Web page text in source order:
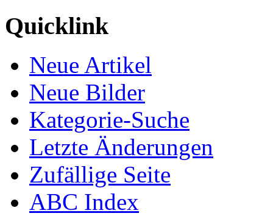
Quicklink
Neue Artikel
Neue Bilder
Kategorie-Suche
Letzte Änderungen
Zufällige Seite
ABC Index